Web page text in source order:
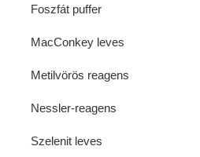
Foszfát puffer
MacConkey leves
Metilvörös reagens
Nessler-reagens
Szelenit leves